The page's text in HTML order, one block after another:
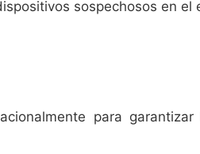
sospechosos en el
para